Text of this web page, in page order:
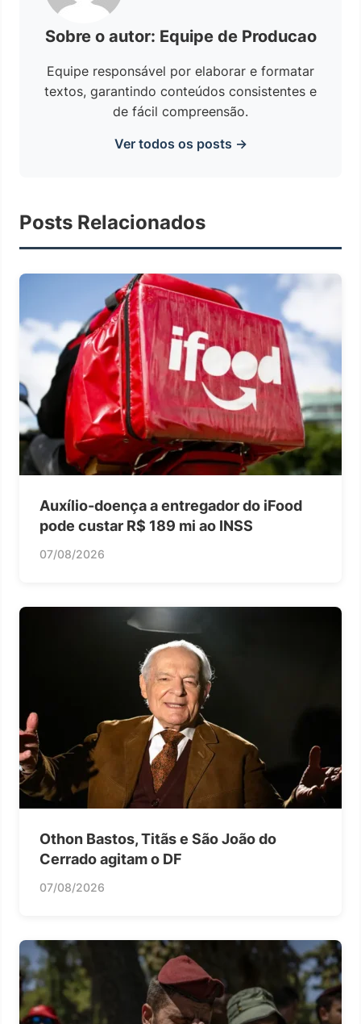
Sobre o autor: Equipe de Producao
Equipe responsável por elaborar e formatar
textos, garantindo conteúdos consistentes e
de fácil compreensão.
Ver todos os posts →
Posts Relacionados
Auxílio-doença a entregador do iFood
pode custar R$ 189 mi ao INSS
07/08/2026
Othon Bastos, Titãs e São João do
Cerrado agitam o DF
07/08/2026